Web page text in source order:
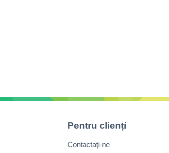
Pentru cliențí
Contactaţi-ne